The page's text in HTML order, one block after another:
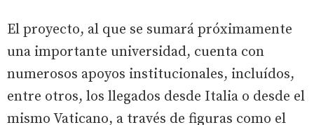
El proyecto, al que se sumará próximamente
una importante universidad, cuenta con
numerosos apoyos institucionales, incluídos,
entre otros, los llegados desde Italia o desde el
mismo Vaticano, a través de figuras como el